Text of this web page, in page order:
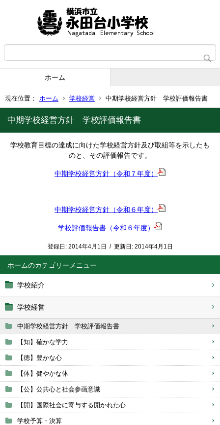
ホーム
現在位置： ホーム 学校経営 中期学校経営方針 学校評価報告書
ホーム
学校紹介
学校経営
中期学校経営方針 学校評価報告書
【知】確かな学力
【徳】豊かな心
【体】健やかな体
【公】公共心と社会参画意識
【開】国際社会に寄与する開かれた心
学校予算・決算
中期学校経営方針 学校評価報告書
学校教育目標の達成に向けた学校経営方針及び取組等を示したも
のと、その評価報告です。
中期学校経営方針（令和７年度）
中期学校経営方針（令和６年度）
学校評価報告書（令和６年度）
登録日: 2014年4月1日 / 更新日: 2014年4月1日